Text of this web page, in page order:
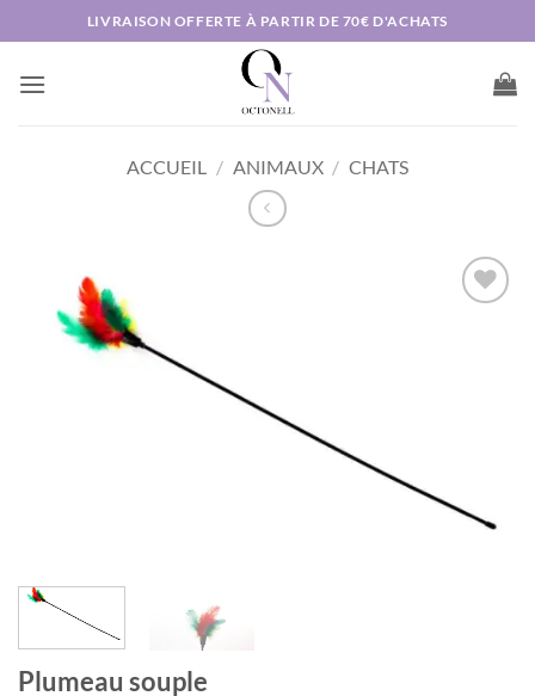
au
contenu
LIVRAISON OFFERTE À PARTIR DE 70€ D'ACHATS
ACCUEIL / ANIMAUX / CHATS
Plumeau souple